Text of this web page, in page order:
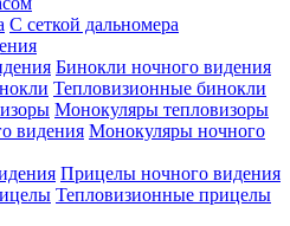
С сеткой дальномера
Бинокли ночного видения
Тепловизионные бинокли
Монокуляры тепловизоры
Монокуляры ночного
Прицелы ночного видения
Тепловизионные прицелы